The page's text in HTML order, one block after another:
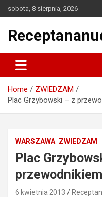
to
sobota, 8 sierpnia, 2026
Home
ZWIEDZAM
Plac Grzybowski – z
WARSZAWA ZWIEDZAM
Plac
6 kwietnia 2013